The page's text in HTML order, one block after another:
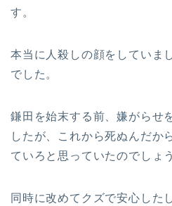
す。
本当に人殺しの顔をしていま
でした。
鎌田を始末する前、嫌がらせ
したが、これから死ぬんだか
ていろと思っていたのでしょ
同時に改めてクズで安心した